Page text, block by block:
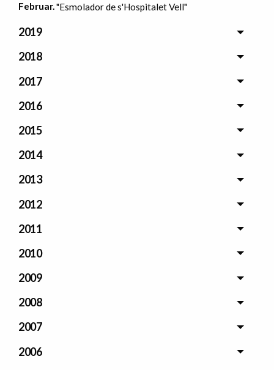
Februar."Esmolador de s'Hospitalet Vell"
2019
2018
2017
2016
2015
2014
2013
2012
2011
2010
2009
2008
2007
2006